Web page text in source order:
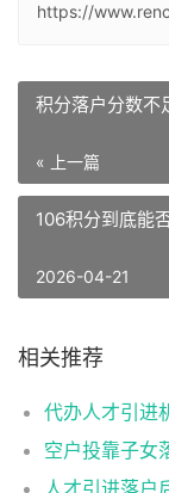
https://
积分落户分数不
« 上一篇
106积分到底能
2026-04-21
相关推荐
代办人才引进
空户投靠子女
人才引进落户